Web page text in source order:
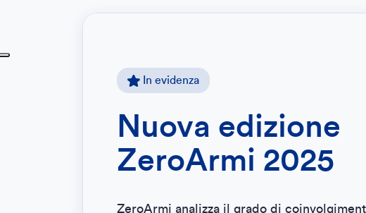
In evidenza
Rapporto sulla
finanza etica in
Europa. Edizione